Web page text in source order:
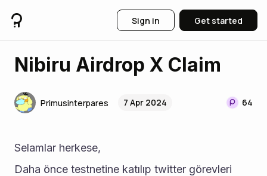
Sign in Get started
Nibiru Airdrop X Claim
Primusinterpares 7 Apr 2024 64
Selamlar herkese,
Daha önce testnetine katılıp twitter görevleri